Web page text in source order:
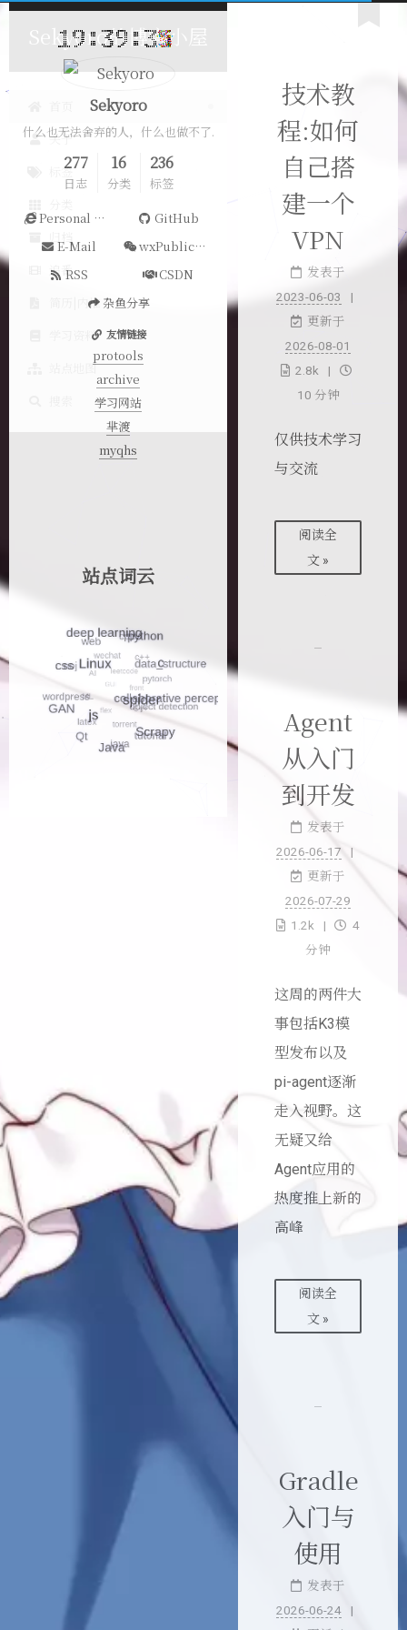
Sekyoro的博客小屋
关于
标签
追番
简历|内推
学习资料
站点地图
技术教
程:如何
自己搭
建一个
VPN
发表于
2023-06-03
更新于
2026-08-01
2.8k
10 分钟
仅供技术学习
与交流
阅读全
文 »
Agent
从入门
到开发
发表于
2026-06-17
更新于
2026-07-29
1.2k
4
分钟
这周的两件大
事包括K3模
型发布以及
pi-agent逐渐
走入视野。这
无疑又给
Agent应用的
热度推上新的
高峰
阅读全
文 »
Gradle
入门与
使用
发表于
2026-06-24
Sekyoro
什么也无法舍弃的人，什么也做不了.
277
日志
16
分类
236
标签
Personal Website
GitHub
E-Mail
wxPublicAccount
RSS
CSDN
杂鱼分享
友情链接
protools
archive
学习网站
芈渡
myqhs
站点词云